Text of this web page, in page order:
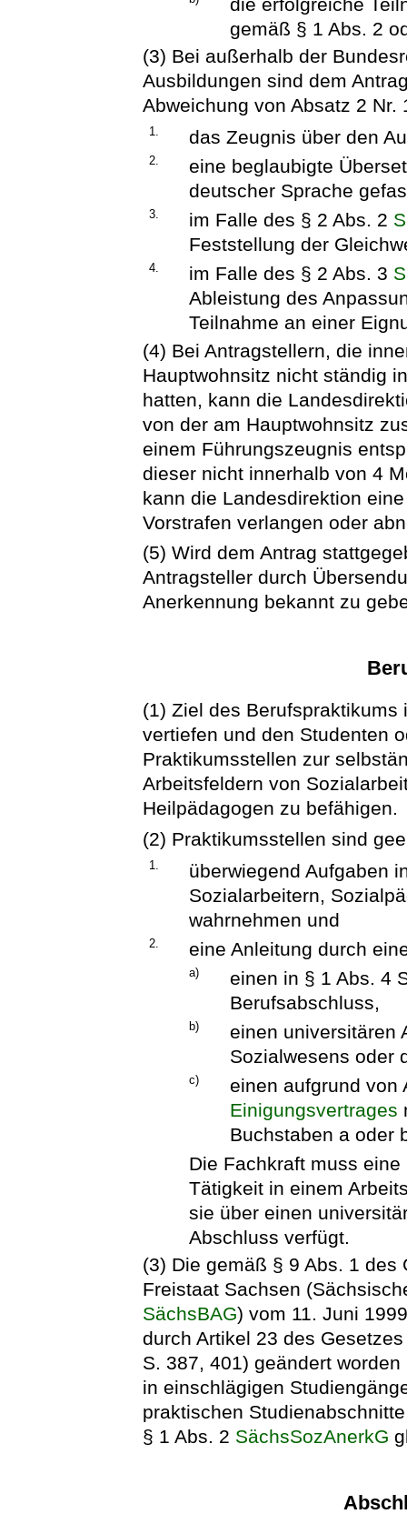
die erfolgreiche
gemäß § 1 Abs. 2
(3) Bei außerhalb der
Ausbildungen sind dem
Abweichung von Absatz 2 Nr.
1. das Zeugnis über den
2.
eine beglaubigte
deutscher Sprache
3. im Falle des § 2 Abs. 2
Feststellung der
4. im Falle des § 2 Abs. 3
Ableistung des
Teilnahme an einer
(4) Bei Antragstellern, die
Hauptwohnsitz nicht ständig
hatten, kann die
von der am Hauptwohnsitz
einem Führungszeugnis
dieser nicht innerhalb von 4
kann die Landesdirektion
Vorstrafen verlangen oder
(5) Wird dem Antrag
Antragsteller durch
Anerkennung bekannt zu
(1) Ziel des
vertiefen und den Studenten
Praktikumsstellen zur
Arbeitsfeldern von
Heilpädagogen zu befähigen.
(2) Praktikumsstellen sind
1.
überwiegend Aufgaben
Sozialarbeitern,
wahrnehmen und
2. eine Anleitung durch
a)
einen in § 1 Abs. 4
Berufsabschluss,
b)
einen universitären
Sozialwesens oder
c)
einen aufgrund von
Einigungsvertrages
Buchstaben a oder
Die Fachkraft muss
Tätigkeit in einem
sie über einen
Abschluss verfügt.
(3) Die gemäß § 9 Abs. 1
Freistaat Sachsen
SächsBAG) vom 11. Juni
durch Artikel 23 des
S. 387, 401) geändert
in einschlägigen
praktischen
§ 1 Abs. 2 SächsSozAnerkG